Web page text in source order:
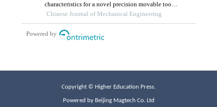
Copyright © Higher Education Press.
Powered by Beijing Magtech Co. Ltd